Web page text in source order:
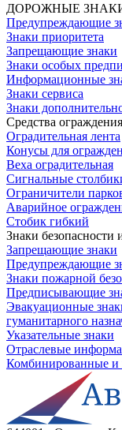
ДОРОЖНЫЕ
Предупреждающие
Знаки приоритета
Запрещающие знаки
Знаки особых
Информационные
Знаки сервиса
Знаки
Средства ограждения
Оградительная лента
Конусы для
Веха оградительная
Сигнальные
Ограничители
Аварийное
Стобик гибкий
Знаки безопасности
Запрещающие знаки
Предупреждающие
Знаки пожарной
Предписывающие
Эвакуационные
гуманитарного
Указательные знаки
Отраслевые
Комбинированные и